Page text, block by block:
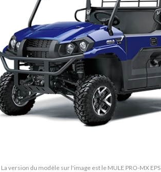
La version du modèle sur l'image est le MULE PRO-MX